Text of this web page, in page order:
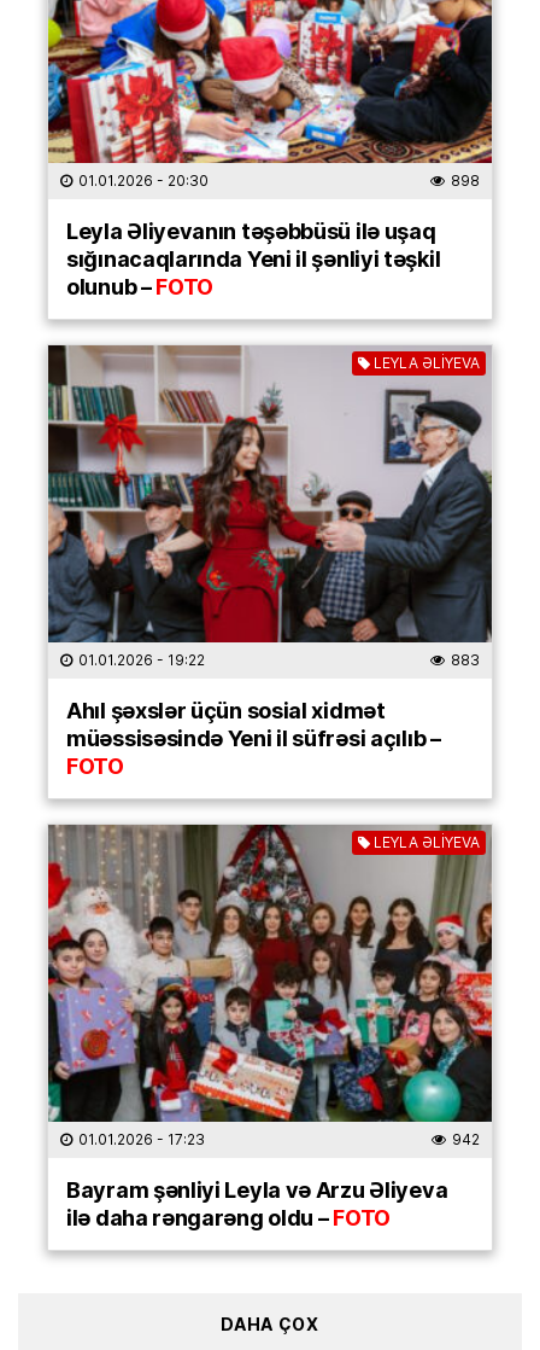
01.01.2026 - 20:30 898
Leyla Əliyevanın təşəbbüsü ilə uşaq
sığınacaqlarında Yeni il şənliyi təşkil
olunub –FOTO
LEYLA ƏLİYEVA
01.01.2026 - 19:22 883
Ahıl şəxslər üçün sosial xidmət
müəssisəsində Yeni il süfrəsi açılıb –
FOTO
LEYLA ƏLİYEVA
01.01.2026 - 17:23 942
Bayram şənliyi Leyla və Arzu Əliyeva
ilə daha rəngarəng oldu –FOTO
DAHA ÇOX